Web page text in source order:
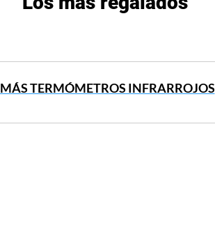
MÁS TERMÓMETROS INFRARROJOS